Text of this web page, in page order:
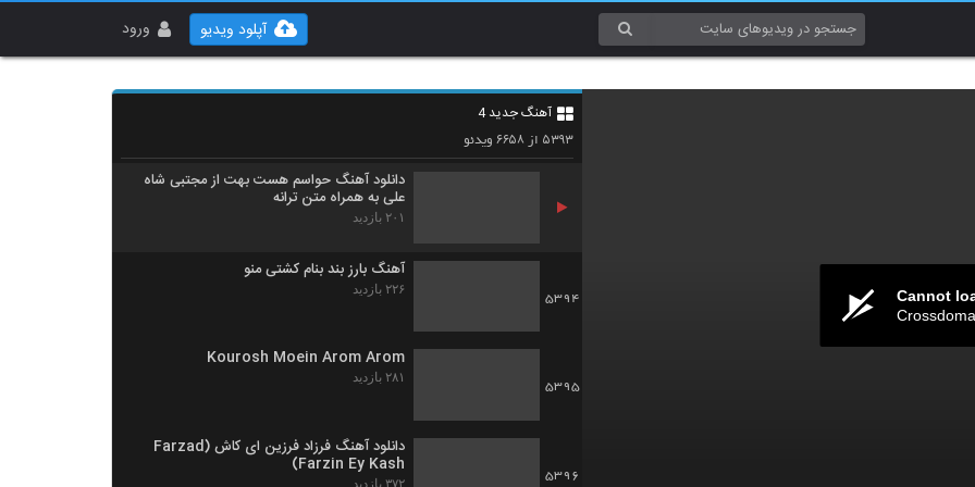
ورود آپلود ویدیو
Cannot
آهنگ جدید 4
۵۳۹۳ از ۶۶۵۸ویدئو
5392
آهنگ رحیم عزیزی بنام خواب
دانلود آهنگ حواسم هست بهت از مجتبی شاه
علی به همراه متن ترانه
۲۰۱ بازدید
5394
آهنگ بارز بند بنام کشتی منو
۲۲۶ بازدید
5395
Kourosh Moein Arom Arom
۲۸۱ بازدید
5396
دانلود آهنگ فرزاد فرزین ای کاش (Farzad
Farzin Ey Kash)
۳۷۲ بازدید